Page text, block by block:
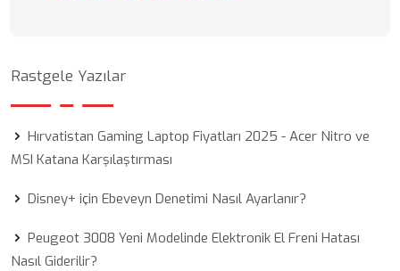
Rastgele Yazılar
Hırvatistan Gaming Laptop Fiyatları 2025 - Acer Nitro ve
MSI Katana Karşılaştırması
Disney+ için Ebeveyn Denetimi Nasıl Ayarlanır?
Peugeot 3008 Yeni Modelinde Elektronik El Freni Hatası
Nasıl Giderilir?